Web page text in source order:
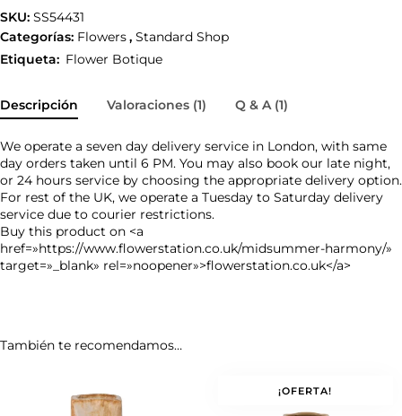
SKU: SS54431
Categorías: Flowers, Standard Shop
Etiqueta: Flower Botique
Descripción Valoraciones (1) Q & A (1)
We operate a seven day delivery service in London, with same
day orders taken until 6 PM. You may also book our late night,
or 24 hours service by choosing the appropriate delivery option.
For rest of the UK, we operate a Tuesday to Saturday delivery
service due to courier restrictions.
Buy this product on <a
href=»https://www.flowerstation.co.uk/midsummer-harmony/»
target=»_blank» rel=»noopener»>flowerstation.co.uk</a>
También te recomendamos…
¡OFERTA!